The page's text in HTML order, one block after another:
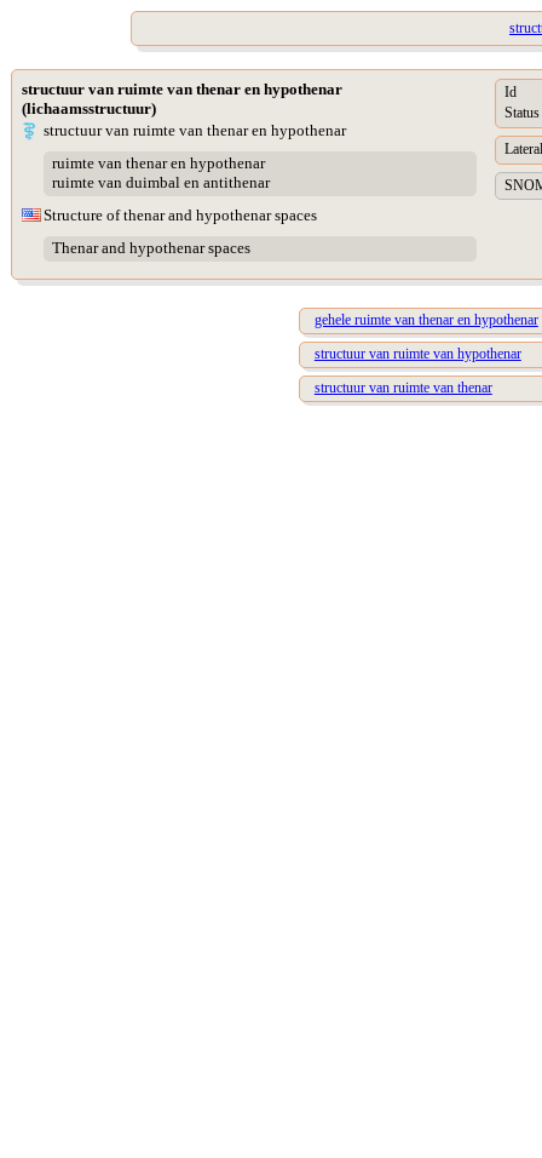
structuur van ruimte van thenar en hypothenar
(lichaamsstructuur)
structuur van ruimte van thenar en hypothenar
ruimte van thenar en hypothenar
ruimte van duimbal en antithenar
Structure of thenar and hypothenar spaces
Thenar and hypothenar spaces
Id
Status
gehele ruimte van thenar en hypothenar
structuur van ruimte van hypothenar
structuur van ruimte van thenar